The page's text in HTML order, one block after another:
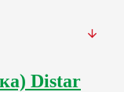
Distar